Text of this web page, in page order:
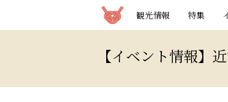
観光情報 特集
【イベント情報】